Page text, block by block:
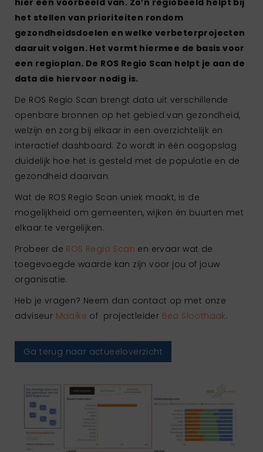
het stellen van prioriteiten rondom
gezondheidsdoelen en welke verbeterprojecten
daaruit volgen. Het vormt hiermee de basis voor
een regioplan. De ROS Regio Scan helpt je aan de
data die hiervoor nodig is.
De ROS Regio Scan brengt data uit verschillende
openbare bronnen op het gebied van gezondheid,
welzijn en zorg bij elkaar in een overzichtelijk en
interactief dashboard. Zo wordt in één oogopslag
duidelijk hoe het is gesteld met de populatie en de
gezondheid daarvan.
Wat de ROS Regio Scan uniek maakt, is de
mogelijkheid om gemeenten, wijken én buurten met
elkaar te vergelijken.
Probeer de ROS Regio Scan en ervaar wat de
toegevoegde waarde kan zijn voor jou of jouw
organisatie.
Heb je vragen? Neem dan contact op met onze
adviseur Maaike of projectleider Bea Sloothaak.
Ga terug naar actueeloverzicht